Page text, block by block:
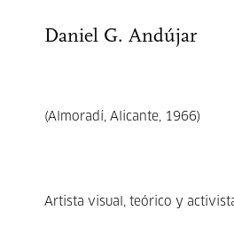
Daniel G. Andújar
(Almoradí, Alicante, 1966)
Artista visual, teórico y